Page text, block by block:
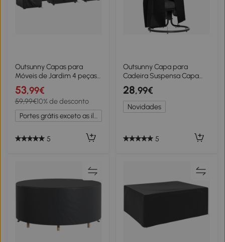
Outsunny Capas para
Móveis de Jardim 4 peças
Impermeáveis Preto
53,99€
59,99€10% de desconto
Portes grátis exceto as ilhas
5
Outsunny Capa para
Cadeira Suspensa Capa
para Cadeira Tipo Ovo
Tecido Oxford 210D com
Zíper Ø115x190 cm Preto
28,99€
Novidades
5